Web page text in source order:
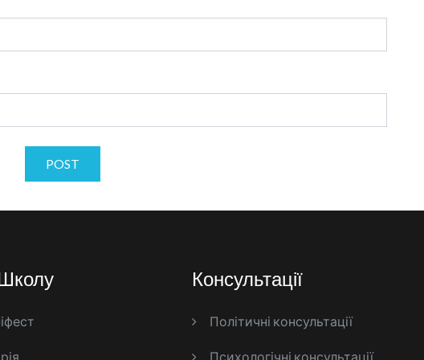
POST
Консультації
Політичні консультації
Психологічні консультації